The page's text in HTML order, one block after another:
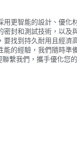
更智能的設計、優化
封和測試技術，以及
找到持久耐用且經濟
的經驗，我們隨時準
繫我們，攜手優化您的